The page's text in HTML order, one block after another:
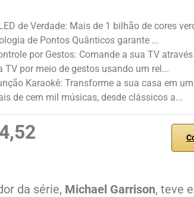
de Verdade: Mais de 1 bilhão de cores
de Pontos Quânticos garante ...
por Gestos: Comande a sua TV
TV por meio de gestos usando um rel...
Karaokê: Transforme a sua casa em
de cem mil músicas, desde clássicos a...
da série, Michael Garrison, teve